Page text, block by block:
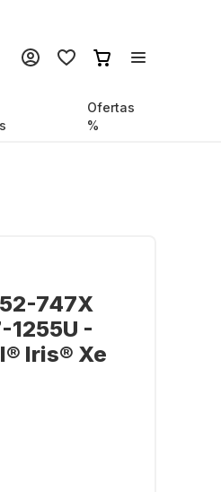
Ofertas
%
747X
1255U -
Iris® Xe